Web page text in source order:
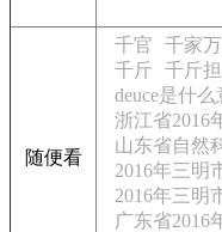
随便看
千官 千家
千斤
千斤担
deuce是什么
浙江省2016
山东省自然
2016年三明
2016年三明
广东省2016